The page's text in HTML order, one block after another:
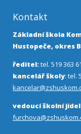
Kontakt
Základní škola
Hustopeče, okres
ředitel:tel. 519 363
kancelář školy: tel.
vedoucí školní